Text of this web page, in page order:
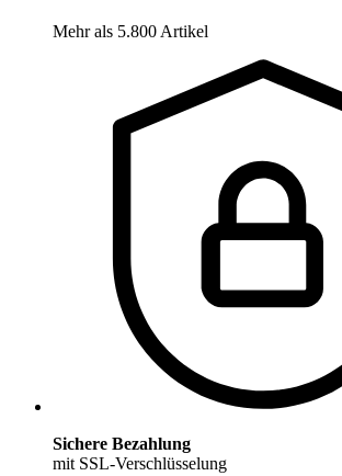
Mehr als 5.800 Artikel
Sichere Bezahlung
mit SSL-Verschlüsselung